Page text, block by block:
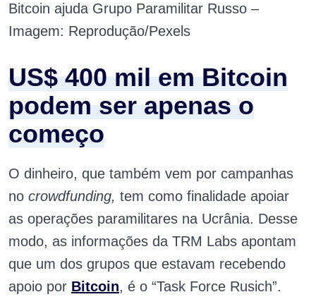
Bitcoin ajuda Grupo Paramilitar Russo –
Imagem: Reprodução/Pexels
US$ 400 mil em Bitcoin
podem ser apenas o
começo
O dinheiro, que também vem por campanhas
no crowdfunding, tem como finalidade apoiar
as operações paramilitares na Ucrânia. Desse
modo, as informações da TRM Labs apontam
que um dos grupos que estavam recebendo
apoio por Bitcoin, é o “Task Force Rusich”.